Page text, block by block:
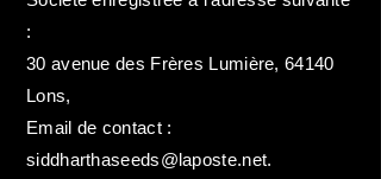
:
30 avenue des Frères Lumière, 64140
Lons,
Email de contact :
siddharthaseeds@laposte.net.